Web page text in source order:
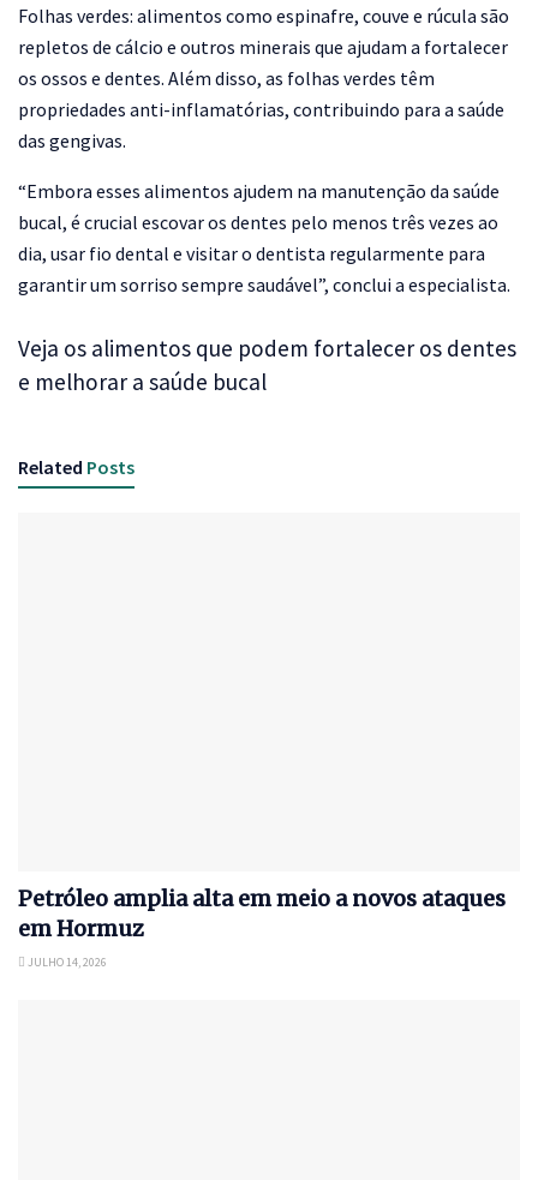
Folhas verdes: alimentos como espinafre, couve e rúcula são
repletos de cálcio e outros minerais que ajudam a fortalecer
os ossos e dentes. Além disso, as folhas verdes têm
propriedades anti-inflamatórias, contribuindo para a saúde
das gengivas.
“Embora esses alimentos ajudem na manutenção da saúde
bucal, é crucial escovar os dentes pelo menos três vezes ao
dia, usar fio dental e visitar o dentista regularmente para
garantir um sorriso sempre saudável”, conclui a especialista.
Veja os alimentos que podem fortalecer os dentes
e melhorar a saúde bucal
Related Posts
Petróleo amplia alta em meio a novos ataques
em Hormuz
JULHO 14, 2026